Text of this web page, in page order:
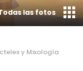
y Mixología
las fotos